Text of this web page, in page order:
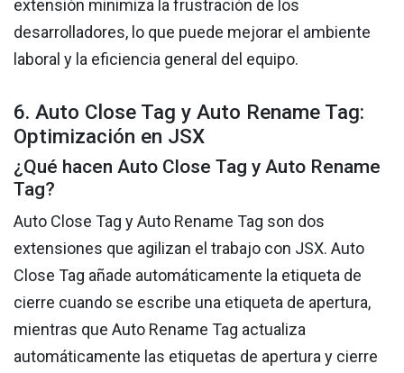
extensión minimiza la frustración de los
desarrolladores, lo que puede mejorar el ambiente
laboral y la eficiencia general del equipo.
6. Auto Close Tag y Auto Rename Tag:
Optimización en JSX
¿Qué hacen Auto Close Tag y Auto Rename
Tag?
Auto Close Tag y Auto Rename Tag son dos
extensiones que agilizan el trabajo con JSX. Auto
Close Tag añade automáticamente la etiqueta de
cierre cuando se escribe una etiqueta de apertura,
mientras que Auto Rename Tag actualiza
automáticamente las etiquetas de apertura y cierre